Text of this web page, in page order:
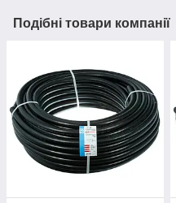
Подібні товари компанії